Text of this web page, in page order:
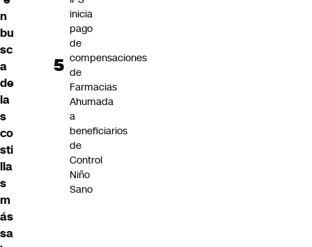
n
bu
sc
a
de
la
s
co
sti
lla
s
m
ás
sa
inicia
pago
de
compensaciones
de
Farmacias
Ahumada
a
beneficiarios
de
Control
Niño
Sano